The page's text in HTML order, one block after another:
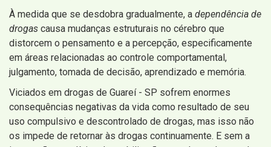
À medida que se desdobra gradualmente, a dependência de
drogas causa mudanças estruturais no cérebro que
distorcem o pensamento e a percepção, especificamente
em áreas relacionadas ao controle comportamental,
julgamento, tomada de decisão, aprendizado e memória.
Viciados em drogas de Guareí - SP sofrem enormes
consequências negativas da vida como resultado de seu
uso compulsivo e descontrolado de drogas, mas isso não
os impede de retornar às drogas continuamente. E sem a